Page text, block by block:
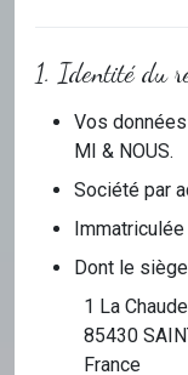
1. Identité du
Vos
MI & NOUS.
Société par
Immatriculée
Dont le
1 La
85430
France